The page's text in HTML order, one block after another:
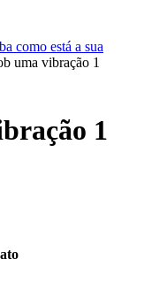
como está a sua
uma vibração 1
1